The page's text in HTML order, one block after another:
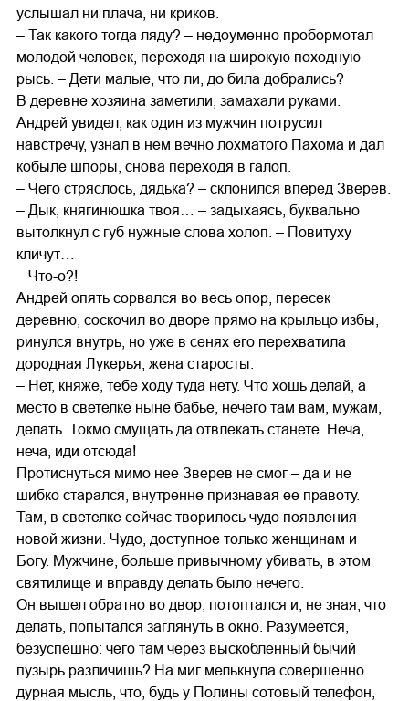
услышал ни плача, ни криков.
– Так какого тогда ляду? – недоуменно пробормотал
молодой человек, переходя на широкую походную
рысь. – Дети малые, что ли, до била добрались?
В деревне хозяина заметили, замахали руками.
Андрей увидел, как один из мужчин потрусил
навстречу, узнал в нем вечно лохматого Пахома и дал
кобыле шпоры, снова переходя в галоп.
– Чего стряслось, дядька? – склонился вперед Зверев.
– Дык, княгинюшка твоя… – задыхаясь, буквально
вытолкнул с губ нужные слова холоп. – Повитуху
кличут…
– Что-о?!
Андрей опять сорвался во весь опор, пересек
деревню, соскочил во дворе прямо на крыльцо избы,
ринулся внутрь, но уже в сенях его перехватила
дородная Лукерья, жена старосты:
– Нет, княже, тебе ходу туда нету. Что хошь делай, а
место в светелке ныне бабье, нечего там вам, мужам,
делать. Токмо смущать да отвлекать станете. Неча,
неча, иди отсюда!
Протиснуться мимо нее Зверев не смог – да и не
шибко старался, внутренне признавая ее правоту.
Там, в светелке сейчас творилось чудо появления
новой жизни. Чудо, доступное только женщинам и
Богу. Мужчине, больше привычному убивать, в этом
святилище и вправду делать было нечего.
Он вышел обратно во двор, потоптался и, не зная, что
делать, попытался заглянуть в окно. Разумеется,
безуспешно: чего там через выскобленный бычий
пузырь различишь? На миг мелькнула совершенно
дурная мысль, что, будь у Полины сотовый телефон,